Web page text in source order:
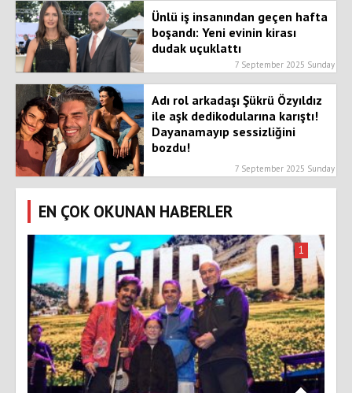
Ünlü iş insanından geçen hafta
boşandı: Yeni evinin kirası
dudak uçuklattı
7 September 2025 Sunday
Adı rol arkadaşı Şükrü Özyıldız
ile aşk dedikodularına karıştı!
Dayanamayıp sessizliğini
bozdu!
7 September 2025 Sunday
EN ÇOK OKUNAN HABERLER
1